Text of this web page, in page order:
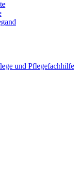
und Pflegefachhilfe